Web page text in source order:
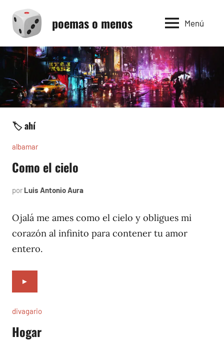
contenido
poemas o menos Menú
🏷️ ahí
albamar
Como el cielo
por Luis Antonio Aura
1996
Ojalá me ames como el cielo y obligues mi
corazón al infinito para contener tu amor
entero.
►
divagario
Hogar